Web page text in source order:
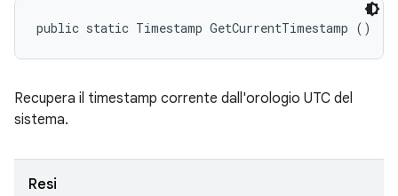
public static Timestamp GetCurrentTimestamp ()
Recupera il timestamp corrente dall'orologio UTC del
sistema.
Resi